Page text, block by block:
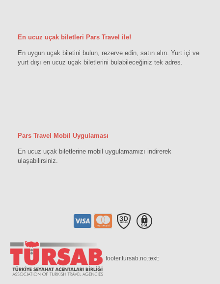
En ucuz uçak biletleri Pars Travel ile!
En uygun uçak biletini bulun, rezerve edin, satın alın. Yurt içi ve
yurt dışı en ucuz uçak biletlerini bulabileceğiniz tek adres.
Pars Travel Mobil Uygulaması
En ucuz uçak biletlerine mobil uygulamamızı indirerek
ulaşabilirsiniz.
footer.tursab.no.text: